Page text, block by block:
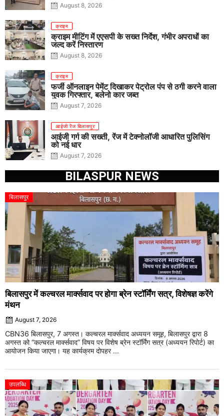
August 8, 2026
क्राइम
क्राइम मीटिंग में एएसपी के सख्त निर्देश, गंभीर अपराधों का
जल्द करें निस्तारण
August 8, 2026
क्राइम
फर्जी ऑनलाइन पेमेंट दिखाकर पेट्रोल पंप से ठगी करने वाला
युवक गिरफ्तार, बलेनो कार जब्त
August 7, 2026
आईजी रेंज बिलासपुर
आईजी गर्ग की सख्ती, रेंज में टेक्नोलॉजी आधारित पुलिसिंग
को नई धार
August 7, 2026
BILASPUR NEWS
बिलासपुर
बिलासपुर में कल्चरल मार्क्सवाद पर होगा ब्रेन स्टॉर्मिंग सत्र, विशेषज्ञ करेंगे
मंथन
August 7, 2026
CBN36 बिलासपुर, 7 अगस्त। कल्चरल मार्क्सवाद अध्ययन समूह, बिलासपुर द्वारा 8
अगस्त को “कल्चरल मार्क्सवाद” विषय पर विशेष ब्रेन स्टॉर्मिंग सत्र (अध्ययन रिपोर्ट) का
आयोजन किया जाएगा। यह कार्यक्रम दोपहर ...
उपलब्धि